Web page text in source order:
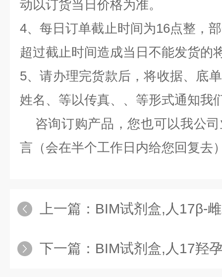
动以订货当日价格为准。
4、每日订单截止时间为16点整，
超过截止时间造成当日不能发货的
5、请办理完货款后，将收据、底
姓名、等以传真、、等形式通知我
咨询订购产品，您也可以我公
言（会在半个工作日内给您回复去
上一篇： BIM试剂盒,人17β-雌二醇
下一篇： BIM试剂盒,人17羟孕酮（